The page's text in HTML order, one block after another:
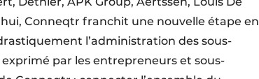
Conneqtr franchit une nouvelle étape en
l’administration des sous-
par les entrepreneurs et sous-